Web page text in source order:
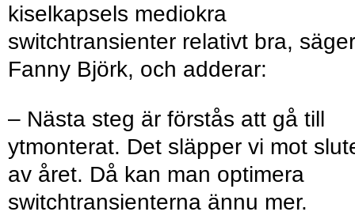
kiselkapsels mediokra
switchtransienter relativt bra, säger
Fanny Björk, och adderar:
– Nästa steg är förstås att gå till
ytmonterat. Det släpper vi mot
av året. Då kan man optimera
switchtransienterna ännu mer.